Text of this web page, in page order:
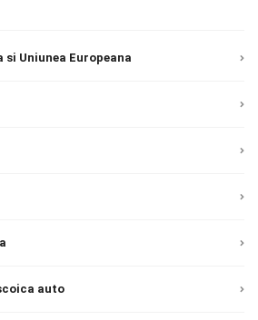
si Uniunea Europeana
auto
Romania si in Uniunea
client.